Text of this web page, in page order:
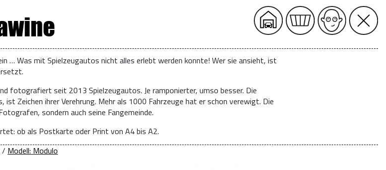
… Was mit Spielzeugautos nicht alles erlebt werden konnte! Wer sie ansieht, ist
fotografiert seit 2013 Spielzeugautos. Je ramponierter, umso besser. Die
ist Zeichen ihrer Verehrung. Mehr als 1000 Fahrzeuge hat er schon verewigt. Die
sondern auch seine Fangemeinde.
ob als Postkarte oder Print von A4 bis A2.
/ Modell: Modulo